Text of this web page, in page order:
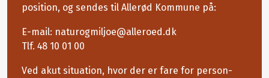
position, og sendes til Allerød Kommune på:
E-mail: naturogmiljoe@alleroed.dk
Tlf. 48 10 01 00
Ved akut situation, hvor der er fare for person-